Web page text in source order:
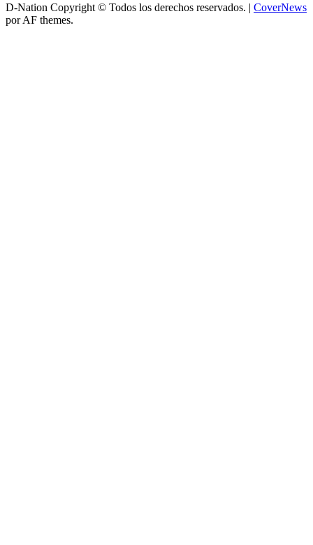
D-Nation Copyright © Todos los derechos reservados. | CoverNews
por AF themes.